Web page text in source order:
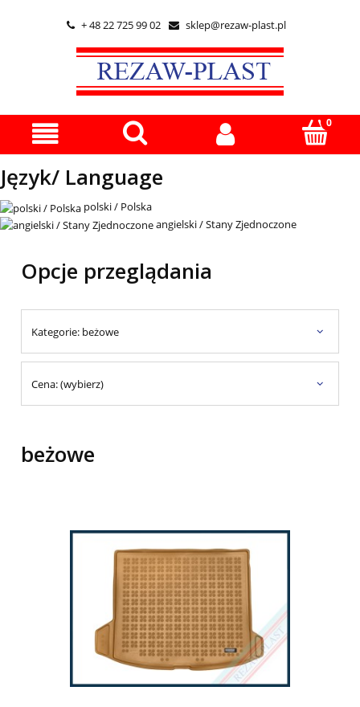
 + 48 22 725 99 02  sklep@rezaw-plast.pl
Język/ Language
polski / Polska
angielski / Stany Zjednoczone
Opcje przeglądania
Kategorie: beżowe
Cena: (wybierz)
beżowe